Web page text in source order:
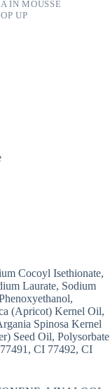
IN MOUSSE
UP
Cocoyl Isethionate,
Laurate, Sodium
(Apricot) Kernel Oil,
Spinosa Kernel
Seed Oil, Polysorbate
CI 77492, CI